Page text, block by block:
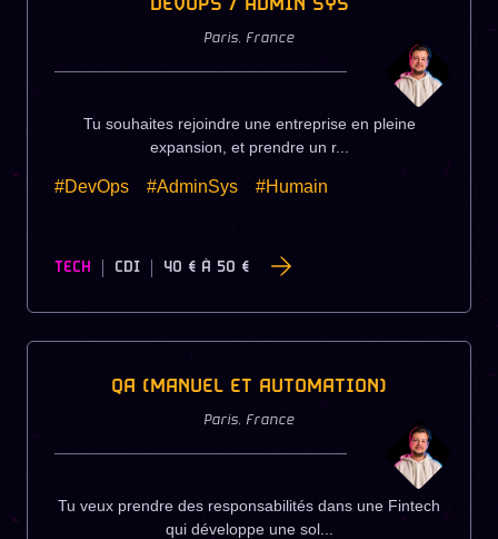
DEVOPS / ADMIN SYS
Paris, France
Tu souhaites rejoindre une entreprise en pleine
expansion, et prendre un r...
#DevOps #AdminSys #Humain
TECH CDI 40 € À 50 €
QA (MANUEL ET AUTOMATION)
Paris, France
Tu veux prendre des responsabilités dans une Fintech
qui développe une sol...